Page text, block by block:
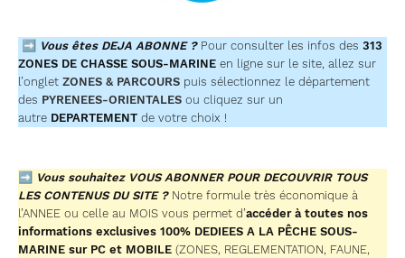
➡ Vous êtes DEJA ABONNE ?Pour consulter les infos des 313
ZONES DE CHASSE SOUS-MARINE en ligne sur le site, allez sur
l’onglet ZONES & PARCOURS puis sélectionnez le département
des PYRENEES-ORIENTALES ou cliquez sur un
autre DEPARTEMENT de votre choix !
➡ Vous souhaitez VOUS ABONNER POUR DECOUVRIR TOUS
LES CONTENUS DU SITE ?Notre formule très économique à
l’ANNEE ou celle au MOIS vous permet d’accéder à toutes nos
informations exclusives 100% DEDIEES A LA PÊCHE SOUS-
MARINE sur PC et MOBILE (ZONES, REGLEMENTATION, FAUNE,